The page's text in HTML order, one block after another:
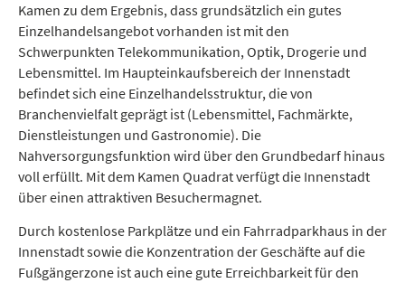
Kamen zu dem Ergebnis, dass grundsätzlich ein gutes
Einzelhandelsangebot vorhanden ist mit den
Schwerpunkten Telekommunikation, Optik, Drogerie und
Lebensmittel. Im Haupteinkaufsbereich der Innenstadt
befindet sich eine Einzelhandelsstruktur, die von
Branchenvielfalt geprägt ist (Lebensmittel, Fachmärkte,
Dienstleistungen und Gastronomie). Die
Nahversorgungsfunktion wird über den Grundbedarf hinaus
voll erfüllt. Mit dem Kamen Quadrat verfügt die Innenstadt
über einen attraktiven Besuchermagnet.
Durch kostenlose Parkplätze und ein Fahrradparkhaus in der
Innenstadt sowie die Konzentration der Geschäfte auf die
Fußgängerzone ist auch eine gute Erreichbarkeit für den